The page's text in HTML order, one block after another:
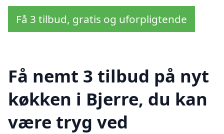
Få 3 tilbud, gratis og uforpligtende
Få nemt 3 tilbud på nyt
køkken i Bjerre, du kan
være tryg ved